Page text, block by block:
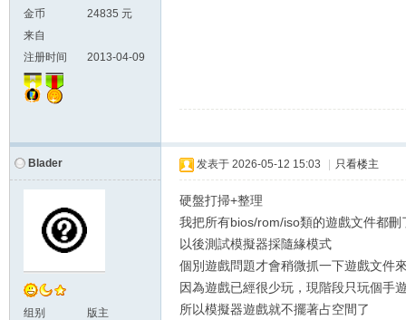
金币
24835 元
来自
注册时间
2013-04-09
Blader
组别
版主
发表于 2026-05-12 15:03 只看楼主
硬盤打掃+整理
我把所有bios/rom/iso類的遊戲文件都刪
以後測試模擬器採隨緣模式
個別遊戲問題才會稍微抓一下遊戲文件
因為遊戲已經很少玩，現階段只玩個手
所以模擬器遊戲就不擺著占空間了